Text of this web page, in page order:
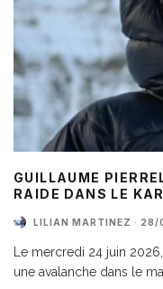
GUILLAUME
RAIDE DANS LE
LILIAN MARTINEZ · 28/
Le mercredi 24 juin
une avalanche dans le